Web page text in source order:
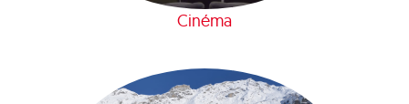
Cinéma